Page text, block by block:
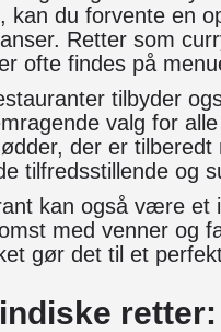
kan du forvente en
Retter som
ofte findes på
tilbyder
valg for
der er
tilfredsstillende og
kan også være et
med venner og
gør det til et